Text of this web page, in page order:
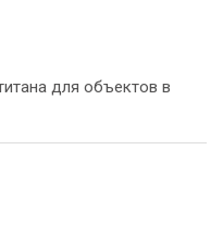
для объектов в